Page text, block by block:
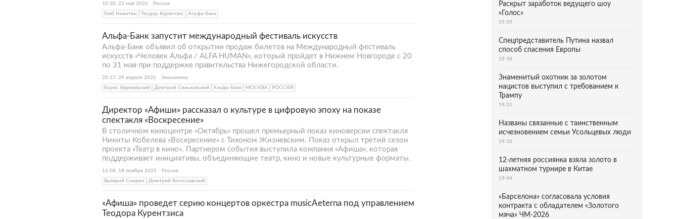
10:30, 22 мая 2026
Россия
Глеб Никитин
Теодор Курентзис Альфа-банк
Альфа-Банк запустит международный фестиваль искусств
Альфа-Банк объявил об открытии продаж билетов на Международный фестиваль
искусств «Человек Альфа / ALFA HUMAN», который пройдет в Нижнем Новгороде с 20
по 31 мая при поддержке правительства Нижегородской области.
20:37, 29 апреля 2026
Экономика
Борис Березовский
Дмитрий Синьковский Альфа-банк МОСКВА РОССИЯ
Директор «Афиши» рассказал о культуре в цифровую эпоху на показе
спектакля «Воскресение»
В столичном киноцентре «Октябрь» прошел премьерный показ киноверсии спектакля
Никиты Кобелева «Воскресение» с Тихоном Жизневским. Показ открыл третий сезон
проекта «Театр в кино». Партнером события выступила компания «Афиша», которая
поддерживает инициативы, объединяющие театр, кино и новые культурные форматы.
16:08, 18 ноября 2025
Россия
Валерий Спирин
Дмитрий Богославский
«Афиша» проведет серию концертов оркестра musicAeterna под управлением
Теодора Курентзиса
Раскрыт заработок ведущего шоу
«Голос»
19:59
Спецпредставитель Путина назвал
способ спасения Европы
19:58
Знаменитый охотник за золотом
нацистов выступил с требованием к
Трампу
19:51
Названы связанные с таинственным
исчезновением семьи Усольцевых люди
19:50
12-летняя россиянка взяла золото в
шахматном турнире в Китае
19:44
«Барселона» согласовала условия
контракта с обладателем «Золотого
мяча» ЧМ-2026